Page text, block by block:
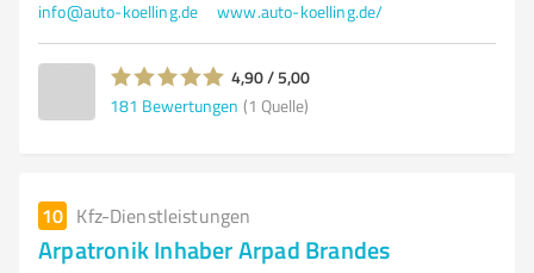
info@auto-koelling.de www.auto-koelling.de/
4,90 / 5,00
181 Bewertungen (1 Quelle)
10 Kfz-Dienstleistungen
Arpatronik Inhaber Arpad Brandes